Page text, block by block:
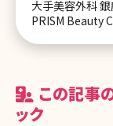
大手美容外科
PRISM Beauty
この記事
ック